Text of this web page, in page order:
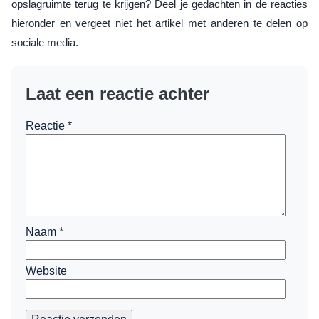
opslagruimte terug te krijgen? Deel je gedachten in de reacties
hieronder en vergeet niet het artikel met anderen te delen op
sociale media.
Laat een reactie achter
Reactie *
Naam *
Website